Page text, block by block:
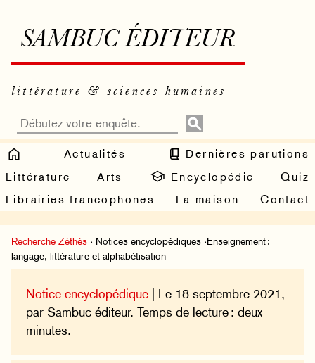
SAMBUC ÉDITEUR
littérature & sciences humaines
Actualités
Dernières parutions
Littérature
Arts Encyclopédie
Quiz
Librairies francophones
La maison Contact
Recherche Zéthès › Notices encyclopédiques ›Enseignement :
langage, littérature et alphabétisation
Notice encyclopédique | Le 18 septembre 2021,
par Sambuc éditeur. Temps de lecture : deux
minutes.